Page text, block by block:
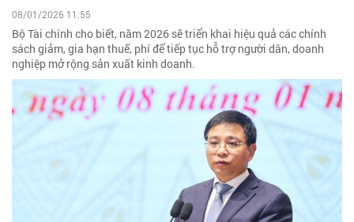
08/01/2026 11:55
Bộ Tài chính cho biết, năm 2026 sẽ triển khai hiệu quả các chính
sách giảm, gia hạn thuế, phí để tiếp tục hỗ trợ người dân, doanh
nghiệp mở rộng sản xuất kinh doanh.